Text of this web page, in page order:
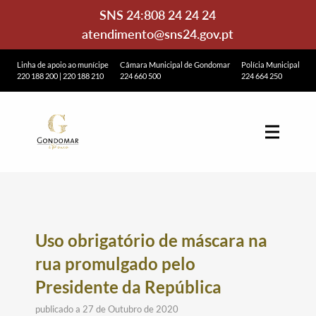
SNS 24:808 24 24 24
atendimento@sns24.gov.pt
Linha de apoio ao munícipe
220 188 200| 220 188 210
Câmara Municipal de Gondomar
224 660 500
Polícia Municipal
224 664 250
Uso obrigatório de máscara na
rua promulgado pelo
Presidente da República
publicado a 27 de Outubro de 2020